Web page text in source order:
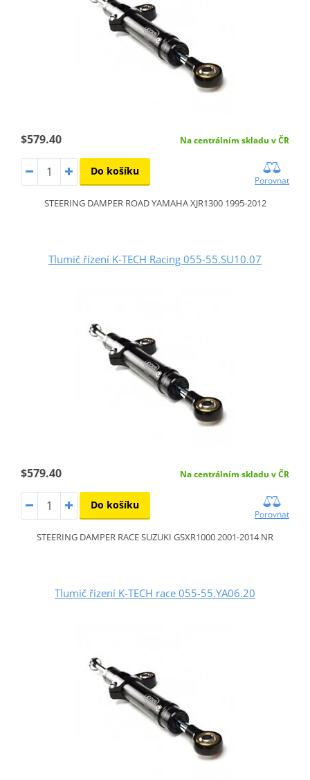
$579.40 Na centrálním skladu v ČR
Do košíku
Porovnat
STEERING DAMPER ROAD YAMAHA XJR1300 1995-2012
Tlumič řízení K-TECH Racing 055-55.SU10.07
$579.40 Na centrálním skladu v ČR
Do košíku
Porovnat
STEERING DAMPER RACE SUZUKI GSXR1000 2001-2014 NR
Tlumič řízení K-TECH race 055-55.YA06.20